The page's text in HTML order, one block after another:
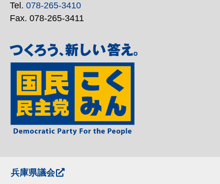
Tel. 078-265-3410
Fax. 078-265-3411
兵庫県議会